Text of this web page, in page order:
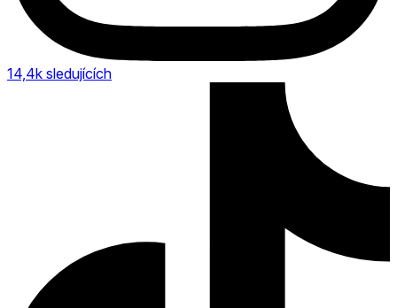
14,4k sledujících